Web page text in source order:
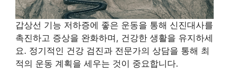
갑상선 기능 저하증에 좋은 운동을 통해 신진대사를
촉진하고 증상을 완화하며, 건강한 생활을 유지하세
요. 정기적인 건강 검진과 전문가의 상담을 통해 최
적의 운동 계획을 세우는 것이 중요합니다.